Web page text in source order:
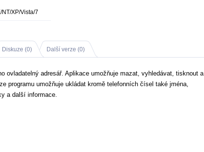
XP/Vista/7
Diskuze (0) Další verze (0)
ovladatelný adresář. Aplikace umožňuje mazat, vyhledávat, tisknout a
programu umožňuje ukládat kromě telefonních čísel také jména,
a další informace.